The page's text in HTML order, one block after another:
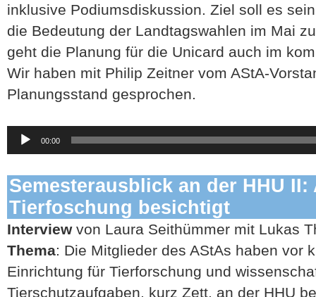
inklusive Podiumsdiskussion. Ziel soll es
die Bedeutung der Landtagswahlen im Mai
geht die Planung für die Unicard auch im
Wir haben mit Philip Zeitner vom AStA-
Planungsstand gesprochen.
Audio-
Player
00:00
Semesterausblick an der HHU II:
Tierfoschung besichtigt
Interviewvon Laura Seithümmer mit Lukas
Thema: Die Mitglieder des AStAs haben vor
Einrichtung für Tierforschung und
Tierschutzaufgaben, kurz Zett, an der HHU